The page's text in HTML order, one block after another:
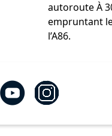
autoroute À
empruntant
l’A86.